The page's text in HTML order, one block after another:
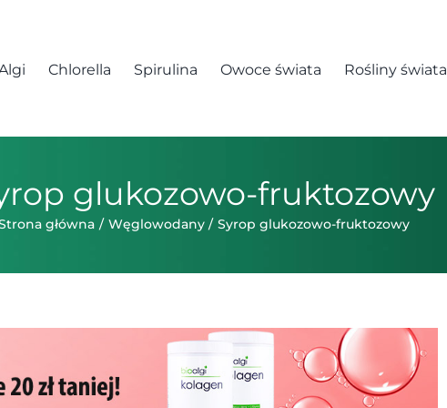
Chlorella Spirulina Owoce świata Rośliny świata
glukozowo-fruktozowy
główna Węglowodany Syrop glukozowo-fruktozowy